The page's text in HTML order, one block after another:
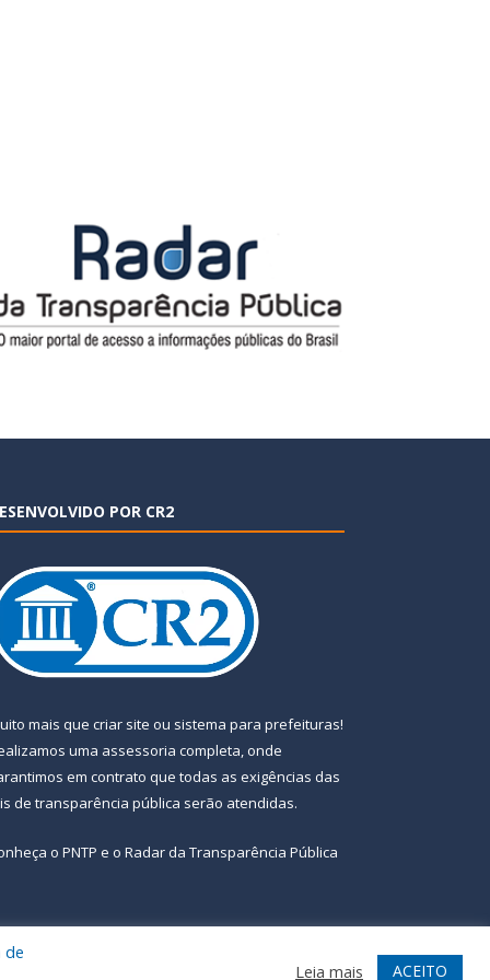
POR CR2
mais que criar site ou sistema para prefeituras!
uma assessoria completa, onde
em contrato que todas as exigências das
de transparência pública serão atendidas.
o PNTP e o Radar da Transparência Pública
Acessar Webmail
de
Leia mais ACEITO